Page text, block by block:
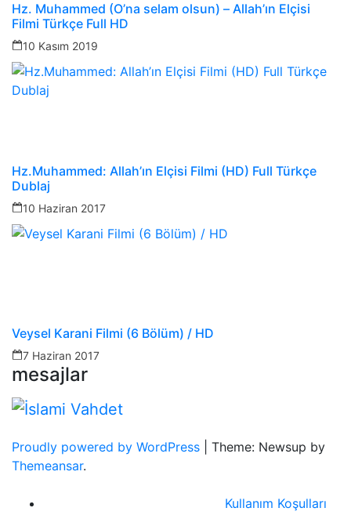
Hz. Muhammed (O’na selam olsun) – Allah’ın Elçisi
Filmi Türkçe Full HD
10 Kasım 2019
Hz.Muhammed: Allah’ın Elçisi Filmi (HD) Full Türkçe
Dublaj
10 Haziran 2017
Veysel Karani Filmi (6 Bölüm) / HD
7 Haziran 2017
mesajlar
Proudly powered by WordPress
Theme: Newsup by
Themeansar.
Kullanım Koşulları